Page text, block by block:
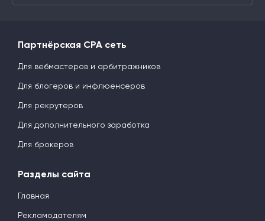
Партнёрская CPA сеть
Для вебмастеров и арбитражников
Для блогеров и инфлюенсеров
Для рекрутеров
Для дополнительного заработка
Для брокеров
Разделы сайта
Главная
Рекламодателям